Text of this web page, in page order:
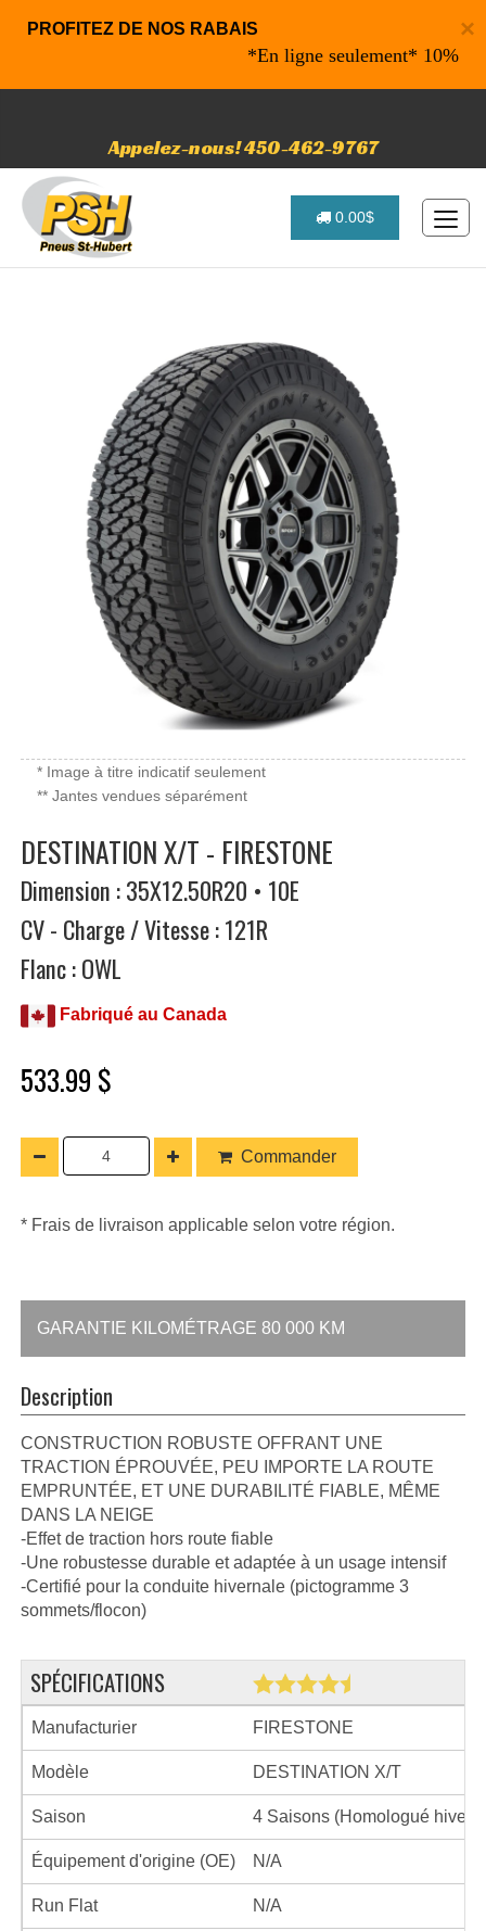
×
PROFITEZ DE NOS RABAIS
*En ligne seulement* 10% de
Appelez-nous! 450-462-9767
0.00$
* Image à titre indicatif seulement
** Jantes vendues séparément
DESTINATION X/T - FIRESTONE
Dimension : 35X12.50R20 • 10E
CV - Charge / Vitesse : 121R
Flanc : OWL
Fabriqué au Canada
533.99 $
Commander
* Frais de livraison applicable selon votre région.
GARANTIE KILOMÉTRAGE 80 000 KM
Description
CONSTRUCTION ROBUSTE OFFRANT UNE
TRACTION ÉPROUVÉE, PEU IMPORTE LA ROUTE
EMPRUNTÉE, ET UNE DURABILITÉ FIABLE, MÊME
DANS LA NEIGE
-Effet de traction hors route fiable
-Une robustesse durable et adaptée à un usage intensif
-Certifié pour la conduite hivernale (pictogramme 3
sommets/flocon)
SPÉCIFICATIONS
Manufacturier FIRESTONE
Modèle DESTINATION X/T
Saison 4 Saisons (Homologué hiver)
Équipement d'origine (OE) N/A
Run Flat N/A